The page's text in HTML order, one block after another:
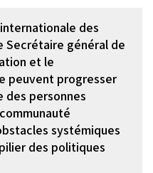
des
Secrétaire général de
et le
peuvent progresser
des personnes
systémiques
des politiques